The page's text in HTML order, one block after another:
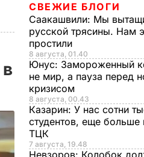
СВЕЖИЕ БЛОГИ
Саакашвили: Мы
русской трясины. Нам
простили
8 августа, 01.40
Юнус: Замороженный
не мир, а пауза перед
кризисом
8 августа, 00.43
Казарин: У нас сотни
студентов, еще больше
ТЦК
7 августа, 19.48
Невзоров: Колобок